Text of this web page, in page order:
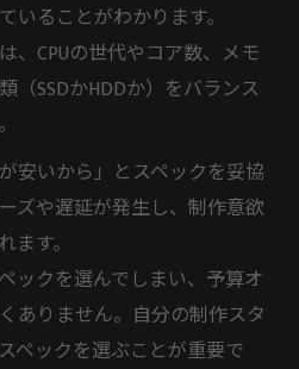
いることがわかります。
、CPUの世代やコア数、メモ
（SSDかHDDか）をバランス
安いから」とスペックを妥協
ズや遅延が発生し、制作意欲
す。
ックを選んでしまい、予算オ
ありません。自分の制作スタ
ペックを選ぶことが重要で